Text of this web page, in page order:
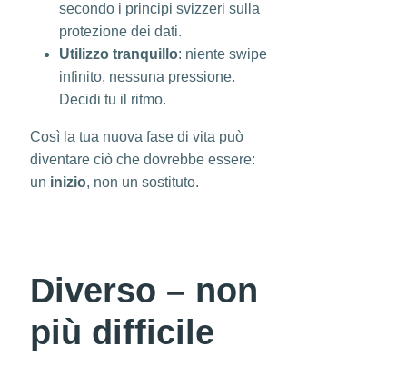
secondo i principi svizzeri sulla
protezione dei dati.
Utilizzo tranquillo: niente swipe
infinito, nessuna pressione.
Decidi tu il ritmo.
Così la tua nuova fase di vita può
diventare ciò che dovrebbe essere:
un inizio, non un sostituto.
Diverso – non
più difficile